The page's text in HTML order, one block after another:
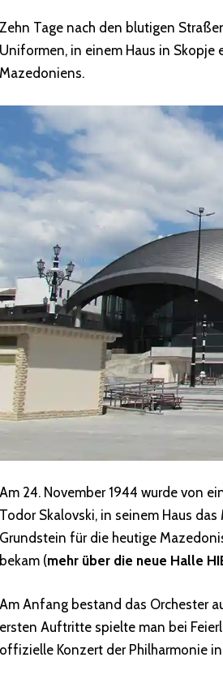
Zehn Tage nach den blutigen
Uniformen, in einem Haus in Skopje
Mazedoniens.
Am 24. November 1944 wurde von
Todor Skalovski, in seinem Haus
Grundstein für die heutige
bekam (mehr über die neue Halle
Am Anfang bestand das Orchester
ersten Auftritte spielte man bei
offizielle Konzert der Philharmonie